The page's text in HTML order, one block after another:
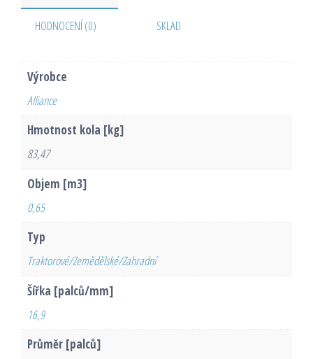
HODNOCENÍ (0) SKLAD
Výrobce
Alliance
Hmotnost kola [kg]
83,47
Objem [m3]
0,65
Typ
Traktorové/Zemědělské/Zahradní
Šířka [palců/mm]
16,9
Průměr [palců]